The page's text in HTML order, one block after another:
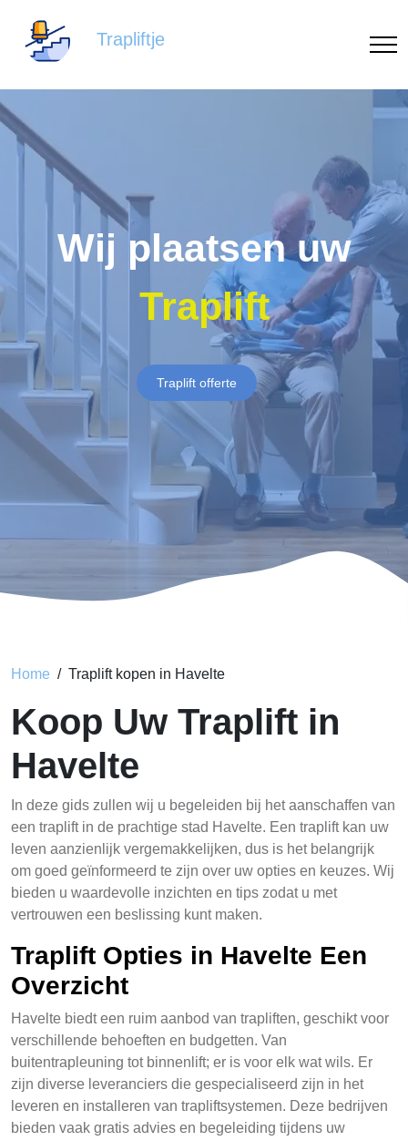
Trapliftje
Wij plaatsen uw
Traplift
Traplift offerte
Home Traplift kopen in Havelte
Koop Uw Traplift in
Havelte
In deze gids zullen wij u begeleiden bij het aanschaffen van
een traplift in de prachtige stad Havelte. Een traplift kan uw
leven aanzienlijk vergemakkelijken, dus is het belangrijk
om goed geïnformeerd te zijn over uw opties en keuzes. Wij
bieden u waardevolle inzichten en tips zodat u met
vertrouwen een beslissing kunt maken.
Traplift Opties in Havelte Een
Overzicht
Havelte biedt een ruim aanbod van trapliften, geschikt voor
verschillende behoeften en budgetten. Van
buitentrapleuning tot binnenlift; er is voor elk wat wils. Er
zijn diverse leveranciers die gespecialiseerd zijn in het
leveren en installeren van trapliftsystemen. Deze bedrijven
bieden vaak gratis advies en begeleiding tijdens uw